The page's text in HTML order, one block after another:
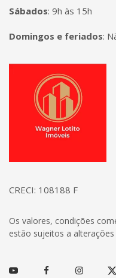
Sábados: 9h às 15h
Domingos e feriados:
Página inicial
CRECI: 108188 F
Os valores, condições
estão sujeitos a
Youtube FacebookInstagram